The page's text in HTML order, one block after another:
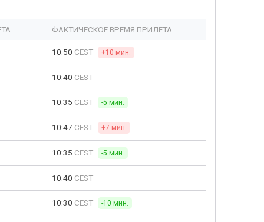
ФАКТИЧЕСКОЕ ВРЕМЯ ПРИЛЕТА
10:50 CEST +10 мин.
10:40 CEST
10:35 CEST -5 мин.
10:47 CEST +7 мин.
10:35 CEST -5 мин.
10:40 CEST
10:30 CEST -10 мин.